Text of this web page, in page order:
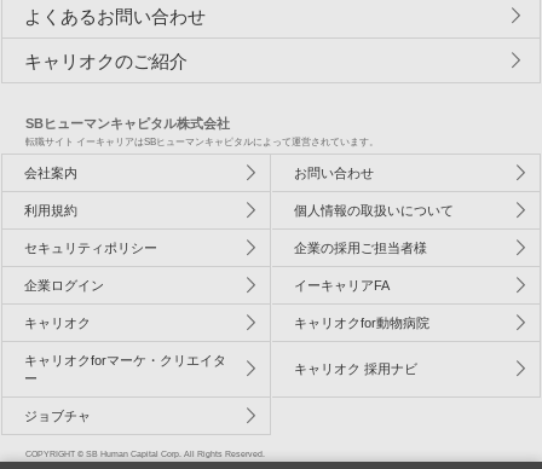
よくあるお問い合わせ
キャリオクのご紹介
SBヒューマンキャピタル株式会社
転職サイト イーキャリアはSBヒューマンキャピタルによって運営されています。
会社案内 お問い合わせ
利用規約 個人情報の取扱いについて
セキュリティポリシー 企業の採用ご担当者様
企業ログイン イーキャリアFA
キャリオク キャリオクfor動物病院
キャリオクforマーケ・クリエイタ
ー
キャリオク 採用ナビ
ジョブチャ
COPYRIGHT © SB Human Capital Corp. All Rights Reserved.